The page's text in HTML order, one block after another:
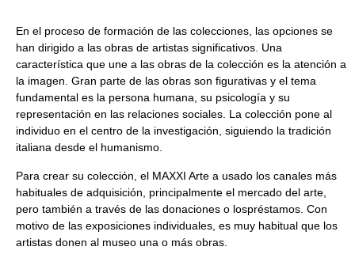
En el proceso de formación de las colecciones, las opciones se
han dirigido a las obras de artistas significativos. Una
característica que une a las obras de la colección es la atención a
la imagen. Gran parte de las obras son figurativas y el tema
fundamental es la persona humana, su psicología y su
representación en las relaciones sociales. La colección pone al
individuo en el centro de la investigación, siguiendo la tradición
italiana desde el humanismo.
Para crear su colección, el MAXXI Arte a usado los canales más
habituales de adquisición, principalmente el mercado del arte,
pero también a través de las donaciones o lospréstamos. Con
motivo de las exposiciones individuales, es muy habitual que los
artistas donen al museo una o más obras.